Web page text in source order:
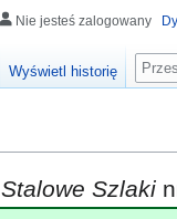
Stalowe Szlaki
Nie jesteś zalogowany
Wyświetl historię